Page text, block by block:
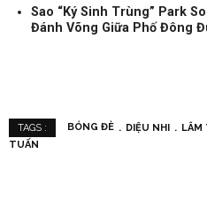
Sao “Ký Sinh Trùng” Park
Đánh Võng Giữa Phố Đông
TAGS : BÓNG ĐÈ DIỆU NHI LÂM
TUẤN